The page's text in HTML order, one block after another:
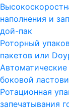
наполнения и
дой-пак
Роторный
пакетов или
боковой
Ротационная
запечатывания